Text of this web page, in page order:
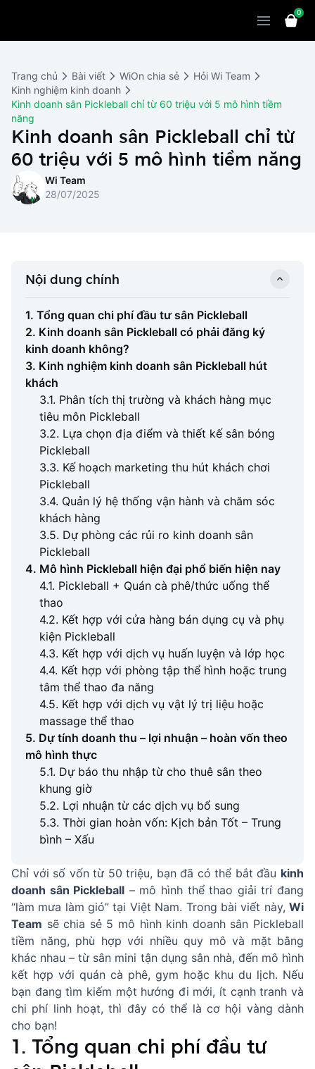
WiOn AI
WiOn Social
WiOn E-commerce
WiOn F&B
WiOn Dental
Chatbot
Marketing
CRM
Thiết kế website
Thiết bị
Bảng giá
Cùng WiOn
Báo chí
Đối tác
Wi Team
Liên hệ
0
Trang chủ Bài viết WiOn chia sẻ
Hỏi Wi Team
Kinh nghiệm kinh doanh
Kinh doanh sân Pickleball chỉ từ 60 triệu với 5 mô hình tiềm
năng
Kinh doanh sân Pickleball chỉ từ
60 triệu với 5 mô hình tiềm năng
Wi Team
28/07/2025
Nội dung chính
1. Tổng quan chi phí đầu tư sân Pickleball
2. Kinh doanh sân Pickleball có phải đăng ký
kinh doanh không?
3. Kinh nghiệm kinh doanh sân Pickleball hút
khách
3.1. Phân tích thị trường và khách hàng mục
tiêu môn Pickleball
3.2. Lựa chọn địa điểm và thiết kế sân bóng
Pickleball
3.3. Kế hoạch marketing thu hút khách chơi
Pickleball
3.4. Quản lý hệ thống vận hành và chăm sóc
khách hàng
3.5. Dự phòng các rủi ro kinh doanh sân
Pickleball
4. Mô hình Pickleball hiện đại phổ biến hiện nay
4.1. Pickleball + Quán cà phê/thức uống thể
thao
4.2. Kết hợp với cửa hàng bán dụng cụ và phụ
kiện Pickleball
4.3. Kết hợp với dịch vụ huấn luyện và lớp học
4.4. Kết hợp với phòng tập thể hình hoặc trung
tâm thể thao đa năng
4.5. Kết hợp với dịch vụ vật lý trị liệu hoặc
massage thể thao
5. Dự tính doanh thu – lợi nhuận – hoàn vốn theo
mô hình thực
5.1. Dự báo thu nhập từ cho thuê sân theo
khung giờ
5.2. Lợi nhuận từ các dịch vụ bổ sung
5.3. Thời gian hoàn vốn: Kịch bản Tốt – Trung
bình – Xấu
Chỉ với số vốn từ 50 triệu, bạn đã có thể bắt đầu kinh
doanh sân Pickleball – mô hình thể thao giải trí đang
“làm mưa làm gió” tại Việt Nam. Trong bài viết này, Wi
Team sẽ chia sẻ 5 mô hình kinh doanh sân Pickleball
tiềm năng, phù hợp với nhiều quy mô và mặt bằng
khác nhau – từ sân mini tận dụng sân nhà, đến mô hình
kết hợp với quán cà phê, gym hoặc khu du lịch. Nếu
bạn đang tìm kiếm một hướng đi mới, ít cạnh tranh và
chi phí linh hoạt, thì đây có thể là cơ hội vàng dành
cho bạn!
1. Tổng quan chi phí đầu tư